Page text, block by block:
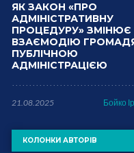
ЯК ЗАКОН «ПРО
АДМІНІСТРАТИВНУ
ПРОЦЕДУРУ» ЗМІНЮЄ
ВЗАЄМОДІЮ
ПУБЛІЧНОЮ
АДМІНІСТРАЦІЄЮ
21.08.2025 Бойко
КОЛОНКИ АВТОРІВ